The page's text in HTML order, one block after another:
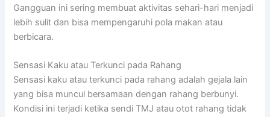
Gangguan ini sering membuat aktivitas sehari-hari menjadi
lebih sulit dan bisa mempengaruhi pola makan atau
berbicara.
Sensasi Kaku atau Terkunci pada Rahang
Sensasi kaku atau terkunci pada rahang adalah gejala lain
yang bisa muncul bersamaan dengan rahang berbunyi.
Kondisi ini terjadi ketika sendi TMJ atau otot rahang tidak